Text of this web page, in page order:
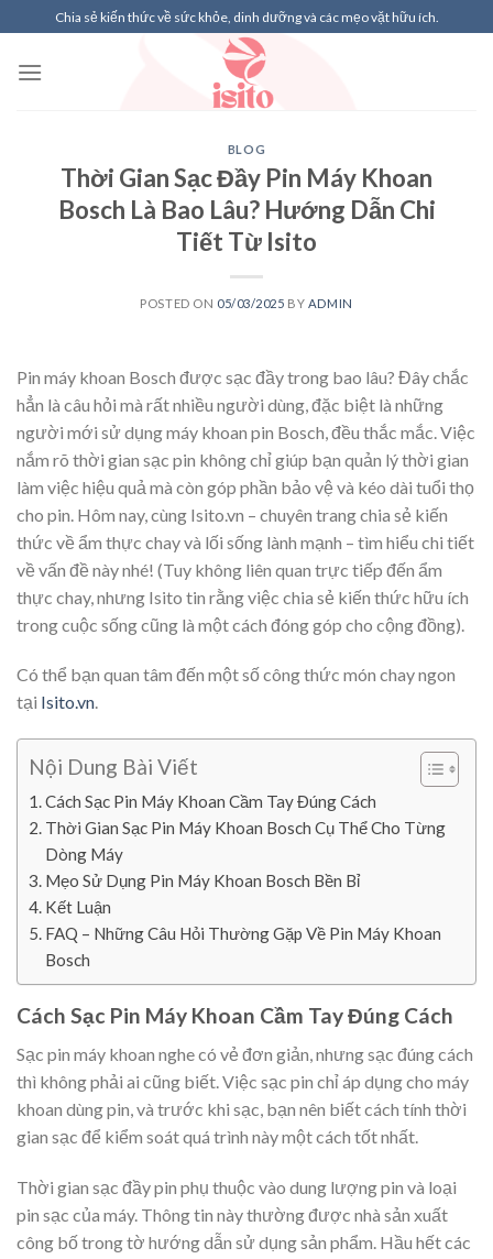
to
content
Chia sẻ kiến thức về sức khỏe, dinh dưỡng và các mẹo vặt hữu ích.
BLOG
Thời Gian Sạc Đầy Pin Máy Khoan
Bosch Là Bao Lâu? Hướng Dẫn Chi
Tiết Từ Isito
POSTED ON 05/03/2025 BY ADMIN
Pin máy khoan Bosch được sạc đầy trong bao lâu? Đây chắc
hẳn là câu hỏi mà rất nhiều người dùng, đặc biệt là những
người mới sử dụng máy khoan pin Bosch, đều thắc mắc. Việc
nắm rõ thời gian sạc pin không chỉ giúp bạn quản lý thời gian
làm việc hiệu quả mà còn góp phần bảo vệ và kéo dài tuổi thọ
cho pin. Hôm nay, cùng Isito.vn – chuyên trang chia sẻ kiến
thức về ẩm thực chay và lối sống lành mạnh – tìm hiểu chi tiết
về vấn đề này nhé! (Tuy không liên quan trực tiếp đến ẩm
thực chay, nhưng Isito tin rằng việc chia sẻ kiến thức hữu ích
trong cuộc sống cũng là một cách đóng góp cho cộng đồng).
Có thể bạn quan tâm đến một số công thức món chay ngon
tại Isito.vn.
Nội Dung Bài Viết
Cách Sạc Pin Máy Khoan Cầm Tay Đúng Cách
Thời Gian Sạc Pin Máy Khoan Bosch Cụ Thể Cho Từng
Dòng Máy
Mẹo Sử Dụng Pin Máy Khoan Bosch Bền Bỉ
Kết Luận
FAQ – Những Câu Hỏi Thường Gặp Về Pin Máy Khoan
Bosch
Cách Sạc Pin Máy Khoan Cầm Tay Đúng Cách
Sạc pin máy khoan nghe có vẻ đơn giản, nhưng sạc đúng cách
thì không phải ai cũng biết. Việc sạc pin chỉ áp dụng cho máy
khoan dùng pin, và trước khi sạc, bạn nên biết cách tính thời
gian sạc để kiểm soát quá trình này một cách tốt nhất.
Thời gian sạc đầy pin phụ thuộc vào dung lượng pin và loại
pin sạc của máy. Thông tin này thường được nhà sản xuất
công bố trong tờ hướng dẫn sử dụng sản phẩm. Hầu hết các